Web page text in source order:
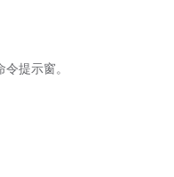
提示窗。